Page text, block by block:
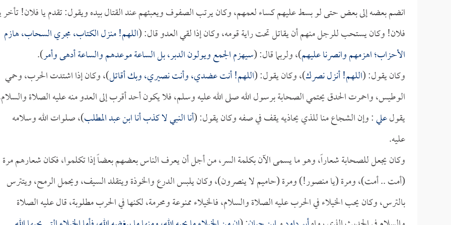
انضم بعضه إلى بعض حتى لو بسط عليهم كساء لعمهم، وكان يرتب الصفوف ويعبئهم عند القتال بيده ويقول: تقدم يا فلان! تأخر
فلان! وكان يستحب للرجل منهم أن يقاتل تحت راية قومه، وكان إذا لقي العدو قال: (اللهم! منزل الكتاب، مجري السحاب، هازم
الأحزاب؛ اهزمهم وانصرنا عليهم)، ولربما قال: (سيهزم الجمع ويولون الدبر، بل الساعة موعدهم والساعة أدهى وأمر).
وكان يقول: (اللهم! أنزل نصرك)، وكان يقول: (اللهم! أنت عضدي، وأنت نصيري، وبك أقاتل)، وكان إذا اشتدت الحرب، وحمي
الوطيس، واحمرت الحدق يحتمي الصحابة برسول الله صلى الله عليه وسلم، فلا يكون أحد أقرب إلى العدو منه عليه الصلاة
يقولعلي: وإن الشجاع منا للذي يحاذيه يقف في صفه وكان يقول: (أنا النبي لا كذب أنا ابن عبد المطلب)، صلوات الله وسلامه
عليه.
وكان يجعل للصحابة شعاراً، وهو ما يسمى الآن بكلمة السر، من أجل أن يعرف الناس بعضهم بعضاً إذا تكلموا، فكان شعارهم مرة
(أمت .. أمت)، ومرة (يا منصور!) ومرة (حاميم لا ينصرون)، وكان يلبس الدرع والخوذة ويتقلد السيف، ويحمل الرمح، ويتترس
بالترس، وكان يحب الخيلاء في الحرب عليه الصلاة والسلام، فالخيلاء ممنوعة ومحرمة، لكنها في الحرب مطلوبة، قال عليه الصلاة